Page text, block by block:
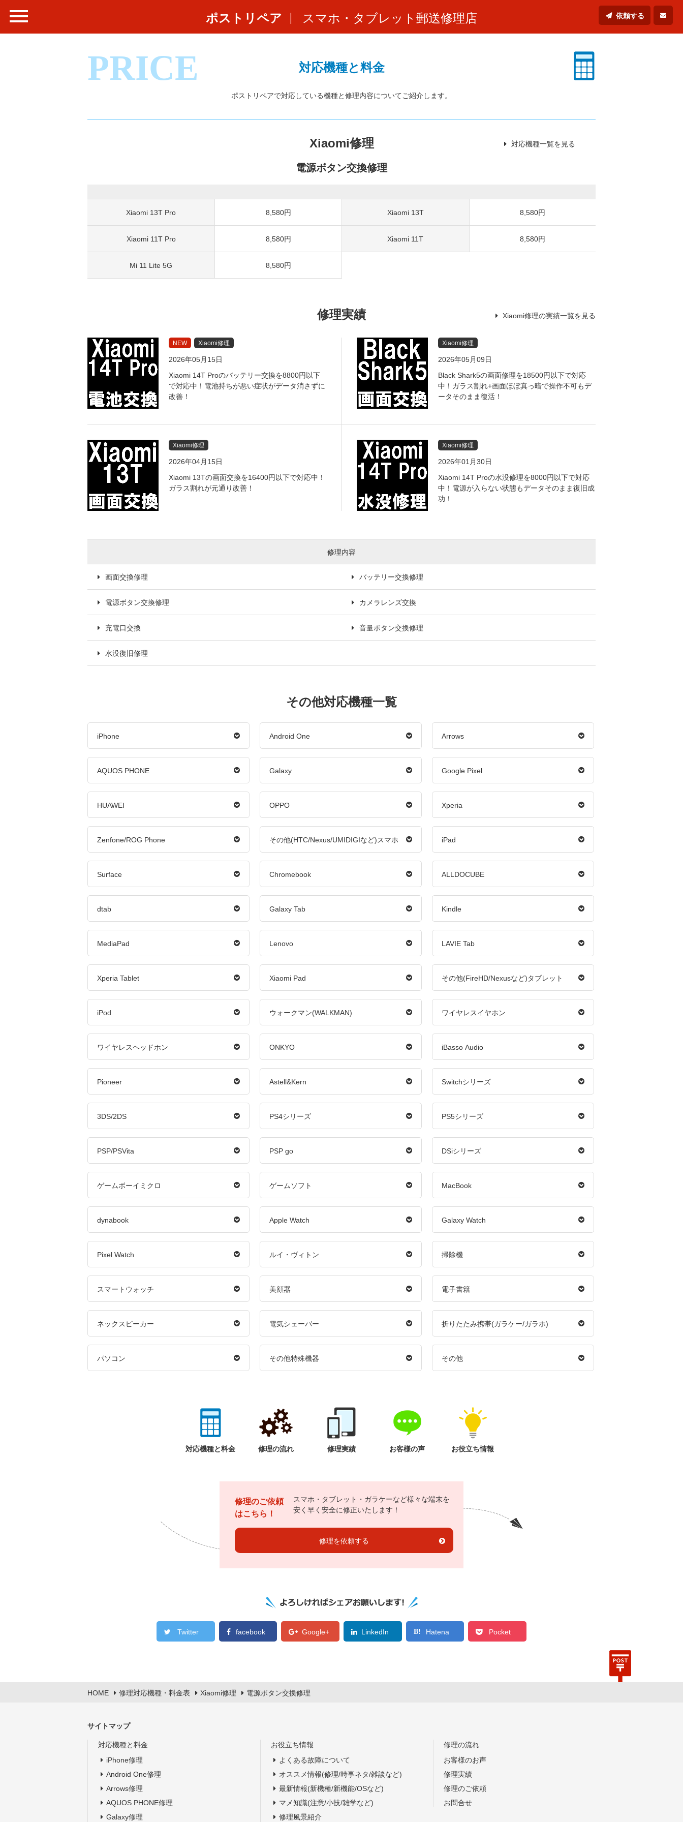
ポストリペア スマホ・タブレット郵送修理店 依頼する
PRICE 対応機種と料金
ポストリペアで対応している機種と修理内容についてご紹介します。
Xiaomi修理 対応機種一覧を見る
電源ボタン交換修理
Xiaomi 13T Pro 8,580円 Xiaomi 13T 8,580円
Xiaomi 11T Pro 8,580円 Xiaomi 11T 8,580円
Mi 11 Lite 5G 8,580円
修理実績 Xiaomi修理の実績一覧を見る
NEW Xiaomi修理
2026年05月15日
Xiaomi 14T Proのバッテリー交換を8800円以下
で対応中！電池持ちが悪い症状がデータ消さずに
改善！
Xiaomi修理
2026年05月09日
Black Shark5の画面修理を18500円以下で対応
中！ガラス割れ+画面ほぼ真っ暗で操作不可もデ
ータそのまま復活！
Xiaomi修理
2026年04月15日
Xiaomi 13Tの画面交換を16400円以下で対応中！
ガラス割れが元通り改善！
Xiaomi修理
2026年01月30日
Xiaomi 14T Proの水没修理を8000円以下で対応
中！電源が入らない状態もデータそのまま復旧成
功！
修理内容
画面交換修理 バッテリー交換修理
電源ボタン交換修理 カメラレンズ交換
充電口交換 音量ボタン交換修理
水没復旧修理
その他対応機種一覧
iPhone Android One Arrows
AQUOS PHONE Galaxy Google Pixel
HUAWEI OPPO Xperia
Zenfone/ROG Phone その他(HTC/Nexus/UMIDIGIなど)スマホ iPad
Surface Chromebook ALLDOCUBE
dtab Galaxy Tab Kindle
MediaPad Lenovo LAVIE Tab
Xperia Tablet Xiaomi Pad その他(FireHD/Nexusなど)タブレット
iPod ウォークマン(WALKMAN) ワイヤレスイヤホン
ワイヤレスヘッドホン ONKYO iBasso Audio
Pioneer Astell&Kern Switchシリーズ
3DS/2DS PS4シリーズ PS5シリーズ
PSP/PSVita PSP go DSiシリーズ
ゲームボーイミクロ ゲームソフト MacBook
dynabook Apple Watch Galaxy Watch
Pixel Watch ルイ・ヴィトン 掃除機
スマートウォッチ 美顔器 電子書籍
ネックスピーカー 電気シェーバー 折りたたみ携帯(ガラケー/ガラホ)
パソコン その他特殊機器 その他
対応機種と料金 修理の流れ 修理実績 お客様の声 お役立ち情報
修理のご依頼
はこちら！
スマホ・タブレット・ガラケーなど様々な端末を
安く早く安全に修正いたします！
修理を依頼する
Twitter facebook Google+ LinkedIn Hatena Pocket
HOME 修理対応機種・料金表 Xiaomi修理 電源ボタン交換修理
サイトマップ
対応機種と料金
iPhone修理
Android One修理
Arrows修理
AQUOS PHONE修理
Galaxy修理
お役立ち情報
よくある故障について
オススメ情報(修理/時事ネタ/雑談など)
最新情報(新機種/新機能/OSなど)
マメ知識(注意/小技/雑学など)
修理風景紹介
修理の流れ
お客様のお声
修理実績
修理のご依頼
お問合せ